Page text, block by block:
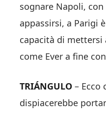
sognare Napoli,
appassirsi, a Parigi
capacità di mettersi
come Ever a fine
TRIÁNGULO – Ecco
dispiacerebbe